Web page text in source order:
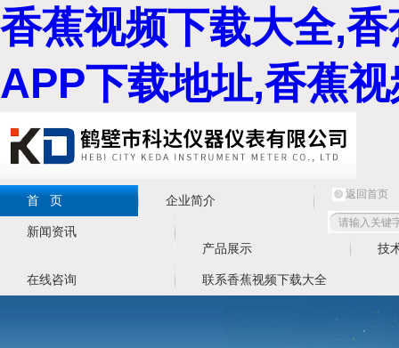
香蕉视频下载大全,
APP下载地址,香蕉
返回首页
首 页 企业简介
新闻资讯
产品展示
技
在线咨询 联系香蕉视频下载大全